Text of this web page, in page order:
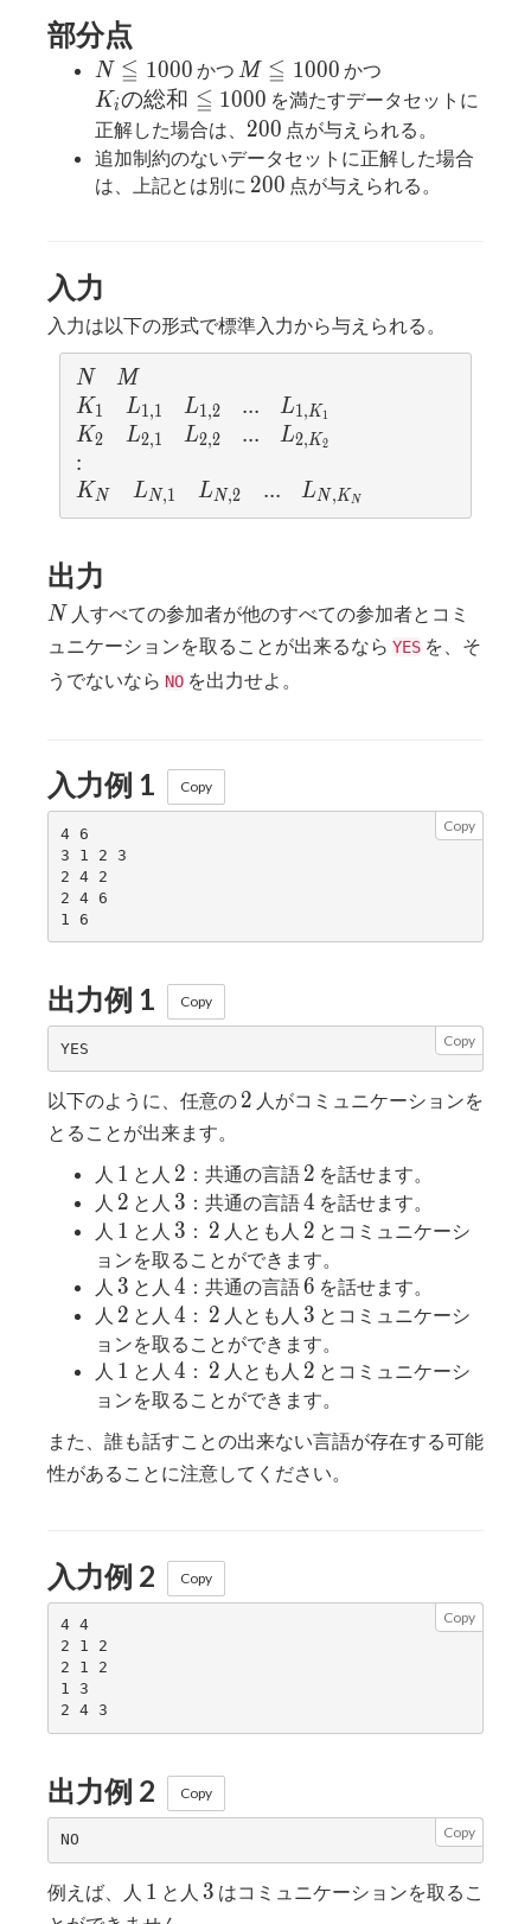
..., L_{i,
{}K_i}
部分点
N≦1000
N ≦ 1000 かつ M≦1000
M ≦ 1000 かつ
総和
≦1000
Kiの総和 ≦ 1000 を満たすデータセットに
正解した場合は、 200
200 点が与えられる。
追加制約のないデータセットに正解した場合
は、上記とは別に 200
200 点が与えられる。
入力
入力は以下の形式で標準入力から与えられる。
N
N M
M
K_1
K1 L_{1,1}
L1,1 L_{1,2}
L1,2 ...
... L_{1,{}K_1}
L1,K1
K_2
K2 L_{2,1}
L2,1 L_{2,2}
L2,2 ...
... L_{2,{}K_2}
L2,K2
::
K_N
KN L_{N,1}
LN,1 L_{N,2}
LN,2 ...
... L_{N,{}K_N}
LN ,KN
出力
N
N 人すべての参加者が他のすべての参加者とコミ
ュニケーションを取ることが出来るなら YES を、そ
うでないなら NO を出力せよ。
入力例 1 Copy
Copy
4 6
3 1 2 3
2 4 2
2 4 6
出力例 1 Copy
Copy
以下のように、任意の 2
2 人がコミュニケーションを
とることが出来ます。
人 1
1 と人 2
2 ：共通の言語 2
2 を話せます。
人 2
2 と人 3
3 ：共通の言語4
4 を話せます。
人 1
1 と人 3
3 ： 2
2 人とも人 2
2 とコミュニケーシ
ョンを取ることができます。
人 3
3 と人 4
4 ：共通の言語6
6 を話せます。
人 2
2 と人 4
4 ： 2
2 人とも人 3
3 とコミュニケーシ
ョンを取ることができます。
人 1
1 と人 4
4 ： 2
2 人とも人 2
2 とコミュニケーシ
ョンを取ることができます。
また、誰も話すことの出来ない言語が存在する可能
性があることに注意してください。
入力例 2 Copy
Copy
4 4
2 1 2
2 1 2
1 3
出力例 2 Copy
Copy
例えば、人 1
1 と人 3
3 はコミュニケーションを取るこ